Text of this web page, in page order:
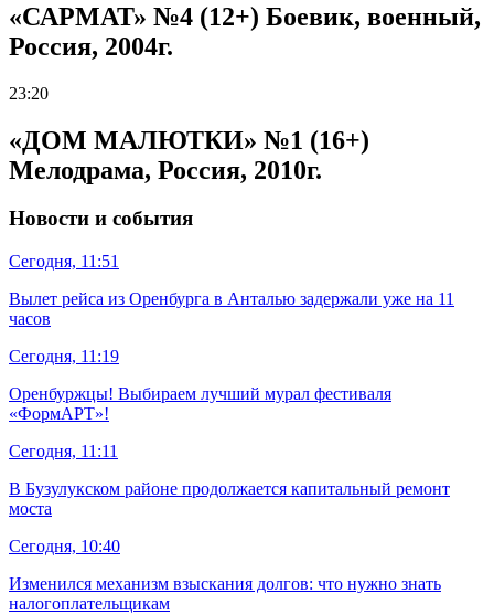
«САРМАТ» №4 (12+) Боевик, военный,
Россия, 2004г.
23:20
«ДОМ МАЛЮТКИ» №1 (16+)
Мелодрама, Россия, 2010г.
Новости и события
Сегодня, 11:51
Вылет рейса из Оренбурга в Анталью задержали уже на 11
часов
Сегодня, 11:19
Оренбуржцы! Выбираем лучший мурал фестиваля
«ФормАРТ»!
Сегодня, 11:11
В Бузулукском районе продолжается капитальный ремонт
моста
Сегодня, 10:40
Изменился механизм взыскания долгов: что нужно знать
налогоплательщикам